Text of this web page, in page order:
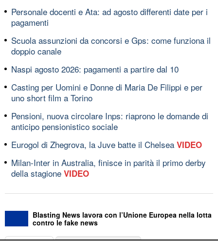
Personale docenti e Ata: ad agosto differenti date per i
pagamenti
Scuola assunzioni da concorsi e Gps: come funziona il
doppio canale
Naspi agosto 2026: pagamenti a partire dal 10
Casting per Uomini e Donne di Maria De Filippi e per
uno short film a Torino
Pensioni, nuova circolare Inps: riaprono le domande di
anticipo pensionistico sociale
Eurogol di Zhegrova, la Juve batte il Chelsea VIDEO
Milan-Inter in Australia, finisce in parità il primo derby
della stagione VIDEO
Blasting News lavora con l’Unione Europea nella lotta
contro le fake news